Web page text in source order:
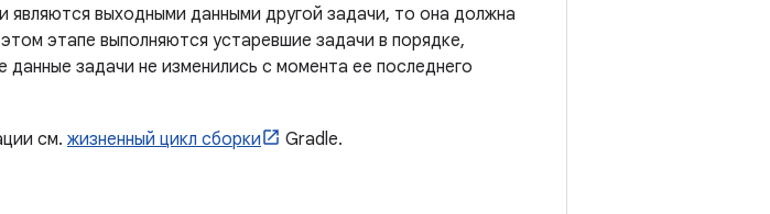
являются выходными данными другой задачи, то она должна
этапе выполняются устаревшие задачи в порядке,
данные задачи не изменились с момента ее последнего
см. жизненный цикл сборки Gradle.